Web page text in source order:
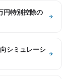
円特別控除の
シミュレーシ